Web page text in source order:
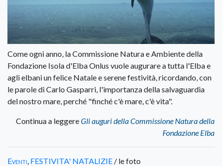
Come ogni anno, la Commissione Natura e Ambiente della
Fondazione Isola d'Elba Onlus vuole augurare a tutta l'Elba e
agli elbani un felice Natale e serene festività, ricordando, con
le parole di Carlo Gasparri, l'importanza della salvaguardia
del nostro mare, perché "finché c'è mare, c'è vita".
Continua a leggereGli auguri della Commissione Natura della
Fondazione Elba
Eventi FESTIVITA' NATALIZIE / le foto